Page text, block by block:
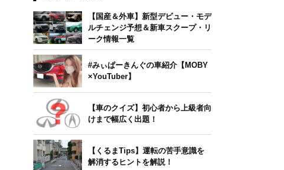
【国産＆外車】新型デビュー・モデ
ルチェンジ予想＆新車スクープ・リ
ーク情報一覧
#みぃぱーきんぐの車紹介【MOBY
×YouTuber】
【車のクイズ】初心者から上級者向
けまで幅広く出題！
【くるまTips】運転の苦手意識を
解消するヒントを解説！